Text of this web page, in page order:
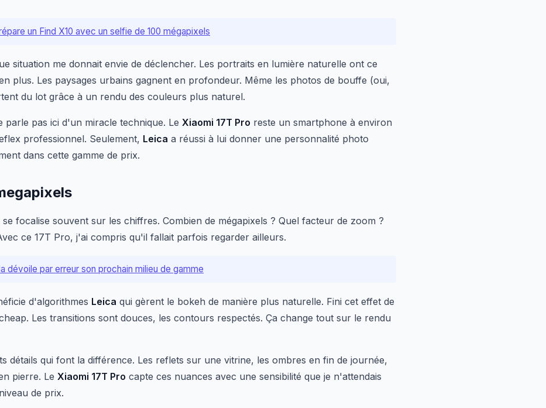
un Find X10 avec un selfie de 100 mégapixels
situation me donnait envie de déclencher. Les portraits en lumière naturelle ont ce
plus. Les paysages urbains gagnent en profondeur. Même les photos de bouffe (oui,
du lot grâce à un rendu des couleurs plus naturel.
parle pas ici d'un miracle technique. Le Xiaomi 17T Pro reste un smartphone à environ
professionnel. Seulement, Leica a réussi à lui donner une personnalité photo
dans cette gamme de prix.
focalise souvent sur les chiffres. Combien de mégapixels ? Quel facteur de zoom ?
ce 17T Pro, j'ai compris qu'il fallait parfois regarder ailleurs.
dévoile par erreur son prochain milieu de gamme
d'algorithmes Leica qui gèrent le bokeh de manière plus naturelle. Fini cet effet de
Les transitions sont douces, les contours respectés. Ça change tout sur le rendu
détails qui font la différence. Les reflets sur une vitrine, les ombres en fin de journée,
pierre. Le Xiaomi 17T Pro capte ces nuances avec une sensibilité que je n'attendais
de prix.